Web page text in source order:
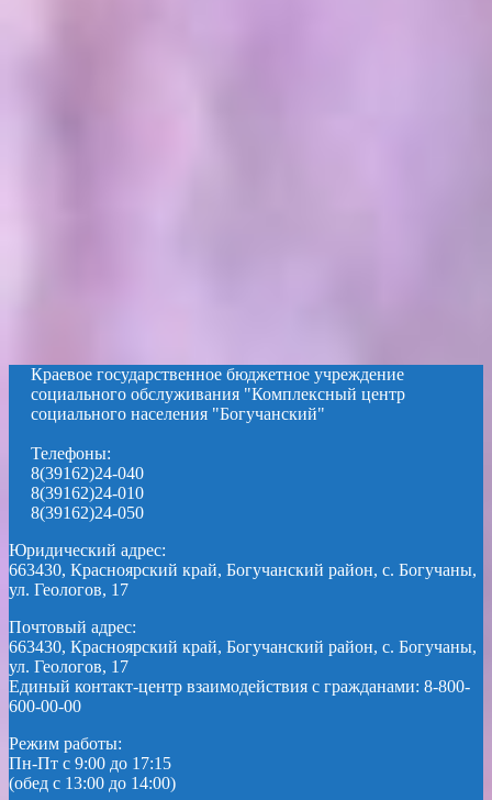
Краевое государственное бюджетное учреждение
социального обслуживания "Комплексный центр
социального населения "Богучанский"
Телефоны:
8(39162)24-040
8(39162)24-010
8(39162)24-050
Юридический адрес:
663430, Красноярский край, Богучанский район, с. Богучаны,
ул. Геологов, 17
Почтовый адрес:
663430, Красноярский край, Богучанский район, с. Богучаны,
ул. Геологов, 17
Единый контакт-центр взаимодействия с гражданами: 8-800-
600-00-00
Режим работы:
Пн-Пт с 9:00 до 17:15
(обед с 13:00 до 14:00)